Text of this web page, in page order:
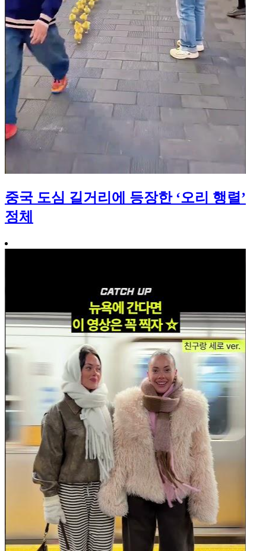
중국 도심 길거리에 등장한 ‘오리 행렬’
정체